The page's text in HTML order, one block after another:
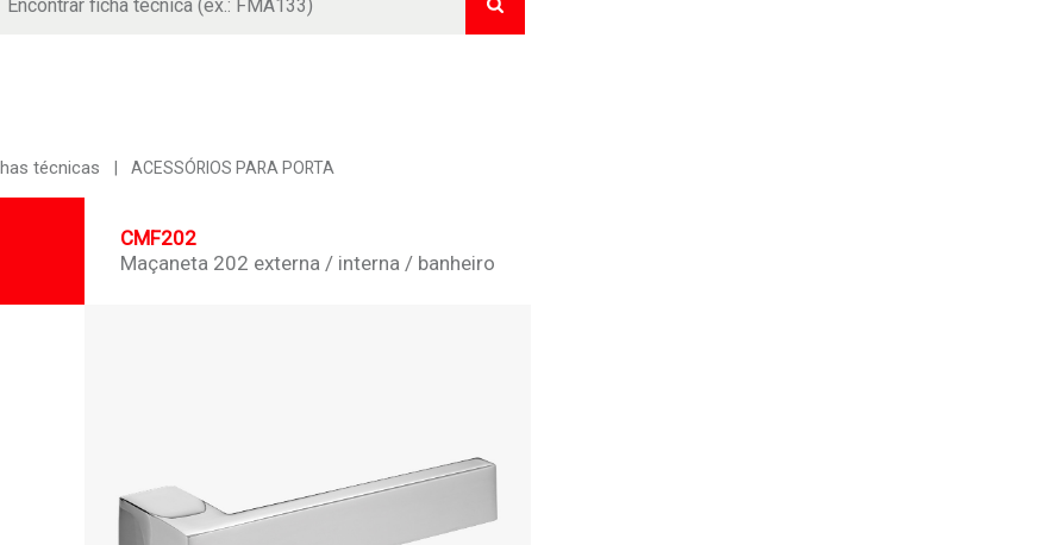
Buscar
técnicas ACESSÓRIOS PARA PORTA
CMF202
Maçaneta 202 externa / interna / banheiro